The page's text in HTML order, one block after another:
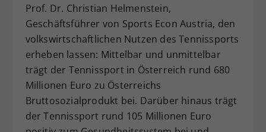
Prof. Dr. Christian Helmenstein,
Geschäftsführer von Sports Econ Austria, den
volkswirtschaftlichen Nutzen des Tennissports
erheben lassen: Mittelbar und unmittelbar
trägt der Tennissport in Österreich rund 680
Millionen Euro zu Österreichs
Bruttosozialprodukt bei. Darüber hinaus trägt
der Tennissport rund 105 Millionen Euro